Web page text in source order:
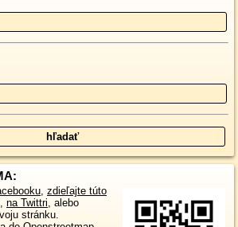
, zdieľajte túto
, na Twittri, alebo
stránku.